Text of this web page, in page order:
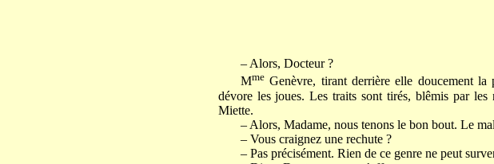
– Alors, Docteur ?
MmeGenèvre, tirant derrière elle doucement la
dévore les joues. Les traits sont tirés, blêmis par
Miette.
– Alors, Madame, nous tenons le bon bout. Le
– Vous craignez une rechute ?
– Pas précisément. Rien de ce genre ne peut